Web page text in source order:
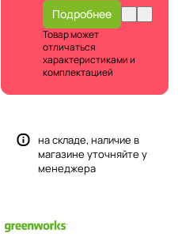
Подробнее
Товар может
отличаться
характеристиками и
комплектацией
на складе, наличие в
магазине уточняйте у
менеджера